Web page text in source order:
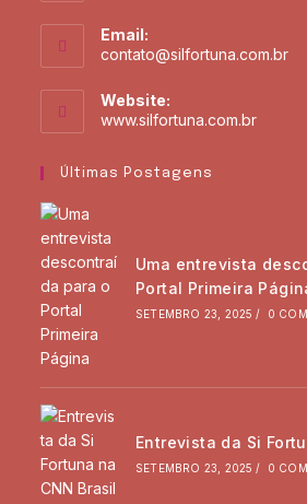
Email:
contato@silfortuna.com.br
Website:
www.silfortuna.com.br
Últimas Postagens
Uma entrevista
Portal Primeira
SETEMBRO 23, 2025 / 0
Entrevista da Si
SETEMBRO 23, 2025 / 0